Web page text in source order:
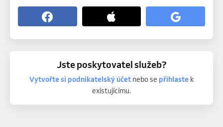
Jste poskytovatel služeb?
Vytvořte si podnikatelský účetnebo se přihlastek
existujícímu.